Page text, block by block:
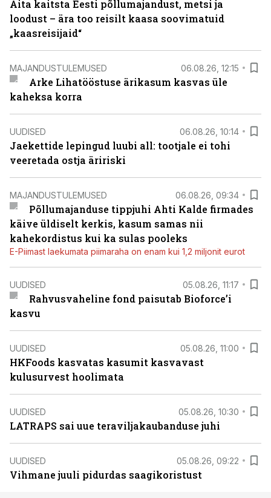
Aita kaitsta Eesti põllumajandust, metsi ja
loodust – ära too reisilt kaasa soovimatuid
„kaasreisijaid“
MAJANDUSTULEMUSED 06.08.26, 12:15
Arke Lihatööstuse ärikasum kasvas üle
kaheksa korra
UUDISED 06.08.26, 10:14
Jaekettide lepingud luubi all: tootjale ei tohi
veeretada ostja äririski
MAJANDUSTULEMUSED 06.08.26, 09:34
Põllumajanduse tippjuhi Ahti Kalde firmades
käive üldiselt kerkis, kasum samas nii
kahekordistus kui ka sulas pooleks
E-Piimast laekumata piimaraha on enam kui 1,2 miljonit eurot
UUDISED 05.08.26, 11:17
Rahvusvaheline fond paisutab Bioforce’i
kasvu
UUDISED 05.08.26, 11:00
HKFoods kasvatas kasumit kasvavast
kulusurvest hoolimata
UUDISED 05.08.26, 10:30
LATRAPS sai uue teraviljakaubanduse juhi
UUDISED 05.08.26, 09:22
Vihmane juuli pidurdas saagikoristust